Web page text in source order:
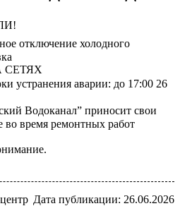
отключение холодного
СЕТЯХ
устранения аварии: до 17:00 26
Водоканал” приносит свои
во время ремонтных работ
Дата публикации: 26.06.2026